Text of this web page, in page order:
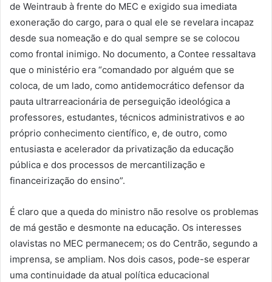
de Weintraub à frente do MEC e exigido sua imediata
exoneração do cargo, para o qual ele se revelara incapaz
desde sua nomeação e do qual sempre se se colocou
como frontal inimigo. No documento, a Contee ressaltava
que o ministério era “comandado por alguém que se
coloca, de um lado, como antidemocrático defensor da
pauta ultrarreacionária de perseguição ideológica a
professores, estudantes, técnicos administrativos e ao
próprio conhecimento científico, e, de outro, como
entusiasta e acelerador da privatização da educação
pública e dos processos de mercantilização e
financeirização do ensino”.
É claro que a queda do ministro não resolve os problemas
de má gestão e desmonte na educação. Os interesses
olavistas no MEC permanecem; os do Centrão, segundo a
imprensa, se ampliam. Nos dois casos, pode-se esperar
uma continuidade da atual política educacional